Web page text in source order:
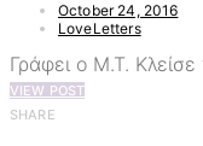
October 24, 2016
LoveLetters
Γράφει ο Μ.Τ.
VIEW POST
SHARE